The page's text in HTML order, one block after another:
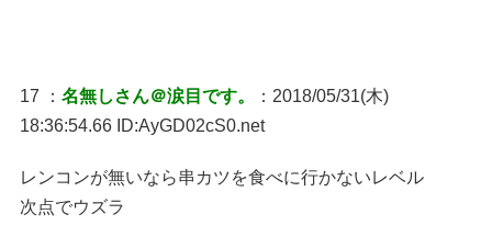
17 ： 名無しさん＠涙目です。
：2018/05/31(木)
18:36:54.66 ID:AyGD02cS0.net
レンコンが無いなら串カツを食べに行かないレベル
次点でウズラ